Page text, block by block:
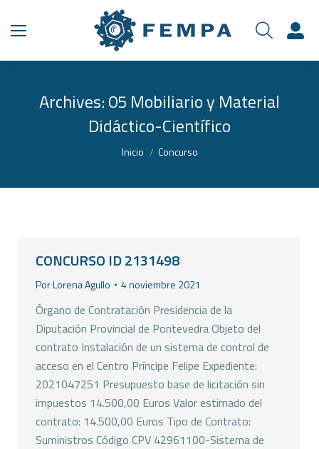
Archives:05 Mobiliario y Material
Didáctico-Científico
Estás aquí:
Inicio Concurso
CONCURSO ID 2131498
PorLorena Agullo 4 noviembre 2021
Órgano de Contratación Presidencia de la
Diputación Provincial de Pontevedra Objeto del
contrato Instalación de un sistema de control de
acceso en el Centro Príncipe Felipe Expediente:
2021047251 Presupuesto base de licitación sin
impuestos 14.500,00 Euros Valor estimado del
contrato: 14.500,00 Euros Tipo de Contrato:
Suministros Código CPV 42961100-Sistema de